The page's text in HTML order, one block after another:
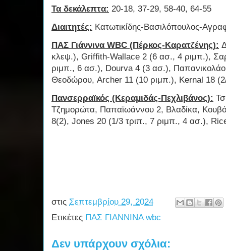
Τα δεκάλεπτα: 20-18, 37-29, 58-40, 64-55
Διαιτητές: Κατωτικίδης-Βασιλόπουλος-
ΠΑΣ Γιάννινα WBC (Πέρκος-Καρατζένης):
κλεψ.), Griffith-Wallace 2 (6 ασ., 4 ριμπ.),
ριμπ., 6 ασ.), Dourva 4 (3 ασ.),
Θεοδώρου, Archer 11 (10 ριμπ.), Kernal 18
Πανσερραϊκός (Κεραμιδάς-Πεχλιβάνος):
Τζημορώτα, Παπαϊωάννου 2, Βλαδίκα,
8(2), Jones 20 (1/3 τριπ., 7 ριμπ., 4 ασ.),
στις Σεπτεμβρίου 29, 2024
Ετικέτες ΠΑΣ ΓΙΑΝΝΙΝΑ wbc
Δεν υπάρχουν σχόλια: